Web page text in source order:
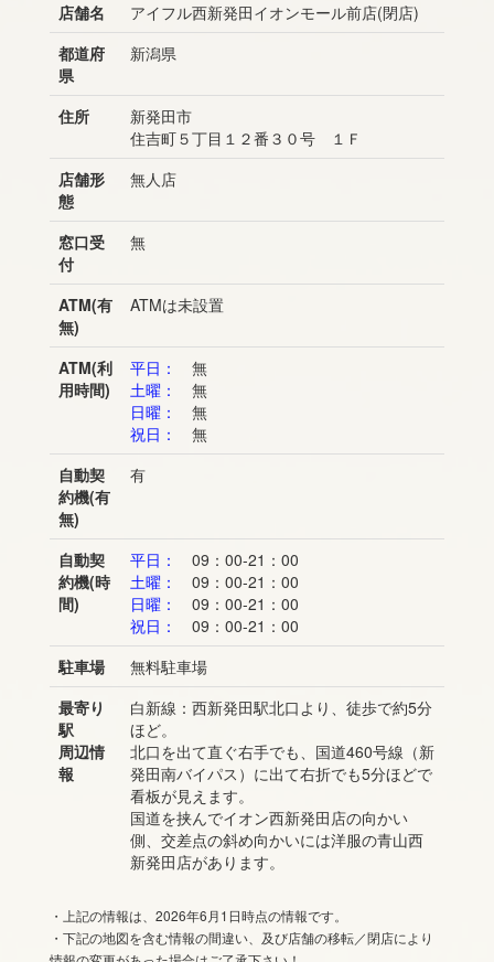
店舗名
アイフル西新発田イオンモール前店(閉店)
都道府
県
新潟県
住所
新発田市
住吉町５丁目１２番３０号 １Ｆ
店舗形
態
無人店
窓口受
付
無
ATM(有
無)
ATMは未設置
ATM(利
用時間)
平日：
無
土曜：
無
日曜：
無
祝日：
無
自動契
約機(有
無)
有
自動契
約機(時
間)
平日：
09：00-21：00
土曜：
09：00-21：00
日曜：
09：00-21：00
祝日：
09：00-21：00
駐車場
無料駐車場
最寄り
駅
周辺情
報
白新線：西新発田駅北口より、徒歩で約5分
ほど。
北口を出て直ぐ右手でも、国道460号線（新
発田南バイパス）に出て右折でも5分ほどで
看板が見えます。
国道を挟んでイオン西新発田店の向かい
側、交差点の斜め向かいには洋服の青山西
新発田店があります。
・上記の情報は、2026年6月1日時点の情報です。
・下記の地図を含む情報の間違い、及び店舗の移転／閉店により